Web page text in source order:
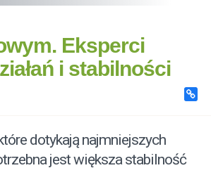
Eksperci
i stabilności
dotykają najmniejszych
jest większa stabilność